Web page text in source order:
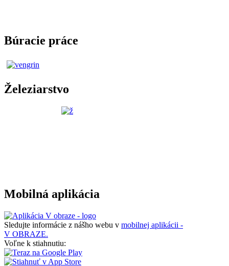
Búracie práce
Železiarstvo
Mobilná aplikácia
Sledujte informácie z nášho webu v mobilnej aplikácii -
V OBRAZE.
Voľne k stiahnutiu: